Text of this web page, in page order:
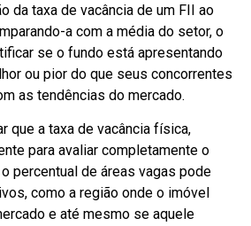
da taxa de vacância de um FII ao
a com a média do setor, o
se o fundo está apresentando
ou pior do que seus concorrentes
as tendências do mercado.
que a taxa de vacância física,
para avaliar completamente o
percentual de áreas vagas pode
como a região onde o imóvel
e até mesmo se aquele